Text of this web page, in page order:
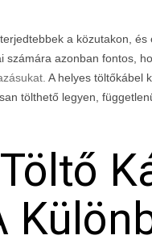
a közutakon,
számára azonban fontos,
A helyes töltőkábel
tölthető legyen,